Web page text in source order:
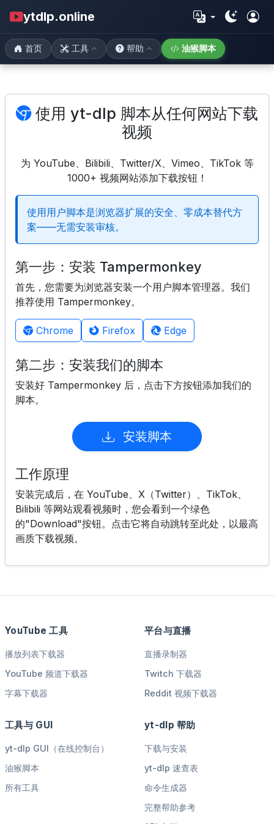
ytdlp.online
首页 工具 帮助 油猴脚本
使用 yt-dlp 脚本从任何网站下载
视频
为 YouTube、Bilibili、Twitter/X、Vimeo、TikTok 等
1000+ 视频网站添加下载按钮！
使用用户脚本是浏览器扩展的安全、零成本替代方
案——无需安装审核。
第一步：安装 Tampermonkey
首先，您需要为浏览器安装一个用户脚本管理器。我们
推荐使用 Tampermonkey。
Chrome Firefox Edge
第二步：安装我们的脚本
安装好 Tampermonkey 后，点击下方按钮添加我们的
脚本。
安装脚本
工作原理
安装完成后，在 YouTube、X（Twitter）、TikTok、
Bilibili 等网站观看视频时，您会看到一个绿色
的"Download"按钮。点击它将自动跳转至此处，以最高
画质下载视频。
YouTube 工具
播放列表下载器
YouTube 频道下载器
字幕下载器
平台与直播
直播录制器
Twitch 下载器
Reddit 视频下载器
工具与 GUI
yt-dlp GUI（在线控制台）
油猴脚本
所有工具
yt-dlp 帮助
下载与安装
yt-dlp 速查表
命令生成器
完整帮助参考